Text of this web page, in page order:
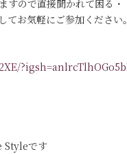
すので直接聞かれて困る
お気軽にご参加ください。
Styleです